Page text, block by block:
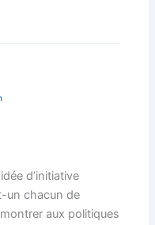
d’initiative
un chacun de
aux politiques